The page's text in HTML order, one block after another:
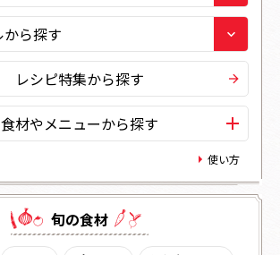
レシピ特集から探す
食材やメニューから探す
使い方
旬の⾷材